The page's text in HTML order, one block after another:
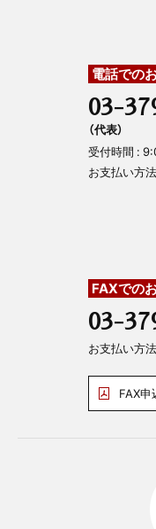
電話での
03-
（代表）
受付時間 :
お支払い方
FAXでの
03-
お支払い方
FAX